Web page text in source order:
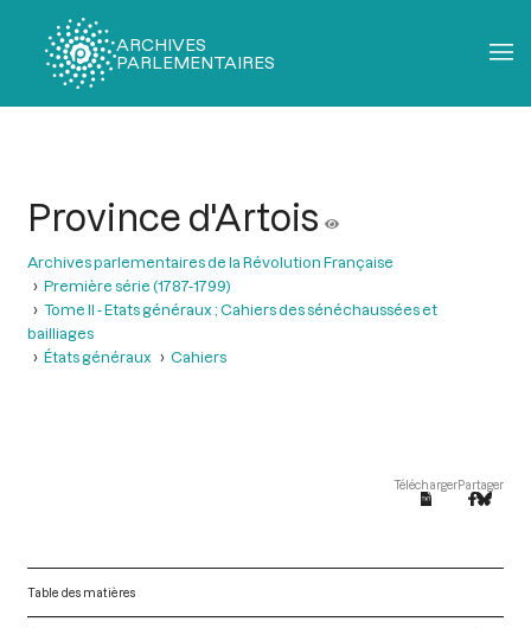
ARCHIVES
PARLEMENTAIRES
Province d'Artois
Archives parlementaires de la Révolution Française
Première série (1787-1799)
Tome II - Etats généraux ; Cahiers des sénéchaussées et
bailliages
États généraux
Cahiers
TéléchargerPartager
Table des matières